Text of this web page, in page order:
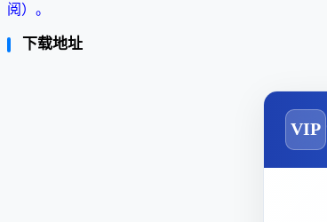
阅）。
下载地址
VIP